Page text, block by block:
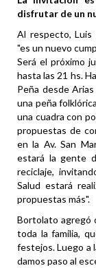
disfrutar de un
Al respecto,
"es un nuevo
Será el próximo
hasta las 21 hs.
Peña desde
una peña
una cuadra con
propuestas de
en la Av. San
estará la gente
reciclaje,
Salud estará
propuestas más".
Bortolato agregó
toda la familia,
festejos. Luego a
damos paso al